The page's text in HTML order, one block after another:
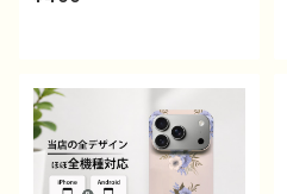
iPhoneケース Android iP
種対応